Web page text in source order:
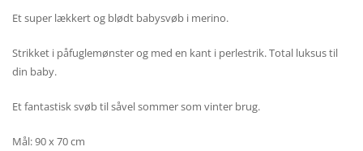
Et super lækkert og blødt babysvøb i merino.
Strikket i påfuglemønster og med en kant i perlestrik. Total luksus til
din baby.
Et fantastisk svøb til såvel sommer som vinter brug.
Mål: 90 x 70 cm